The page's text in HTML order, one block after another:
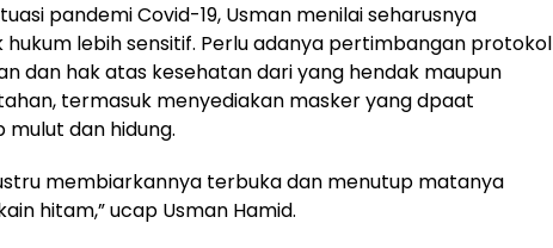
pandemi Covid-19, Usman menilai seharusnya
hukum lebih sensitif. Perlu adanya pertimbangan protokol
dan hak atas kesehatan dari yang hendak maupun
termasuk menyediakan masker yang dpaat
mulut dan hidung.
membiarkannya terbuka dan menutup matanya
hitam,” ucap Usman Hamid.